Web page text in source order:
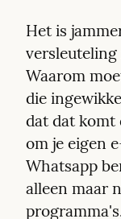
Het is
Waarom
die
dat dat komt
om je eigen
Whatsapp
alleen maar